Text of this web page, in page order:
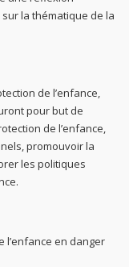
la thématique de la
de l’enfance,
pour but de
de l’enfance,
promouvoir la
les politiques
l’enfance en danger